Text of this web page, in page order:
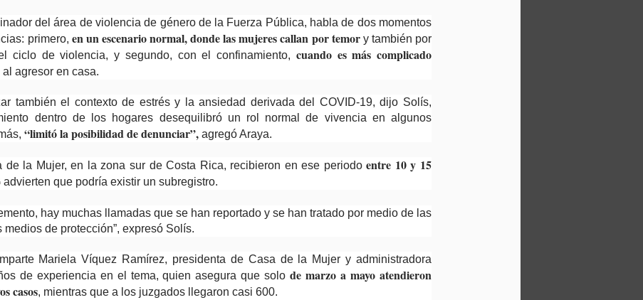
del área de violencia de género de la Fuerza Pública, habla de dos momentos
primero, en un escenario normal, donde las mujeres callan por temory también por
ciclo de violencia, y segundo, con el confinamiento, cuando es más complicado
agresor en casa.
también el contexto de estrés y la ansiedad derivada del COVID-19, dijo Solís,
dentro de los hogares desequilibró un rol normal de vivencia en algunos
“limitó la posibilidad de denunciar”, agregó Araya.
de la Mujer, en la zona sur de Costa Rica, recibieron en ese periodoentre 10 y 15
advierten que podría existir un subregistro.
hay muchas llamadas que se han reportado y se han tratado por medio de las
medios de protección”, expresó Solís.
Mariela Víquez Ramírez, presidenta de Casa de la Mujer y administradora
de experiencia en el tema, quien asegura que solode marzo a mayo atendieron
casos, mientras que a los juzgados llegaron casi 600.